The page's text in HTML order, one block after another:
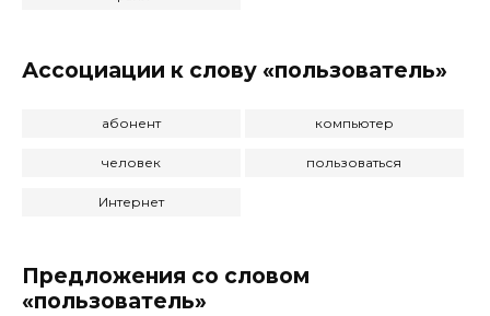
Ассоциации к слову «пользователь»
абонент компьютер
человек пользоваться
Интернет
Предложения со словом
«пользователь»